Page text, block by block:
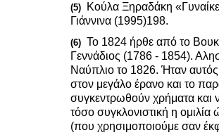
(5)
Κούλα Ξηραδάκη
Γιάννινα (1995)198.
(6) Το 1824 ήρθε από το
Γεννάδιος (1786 - 1854).
Ναύπλιο το 1826. Ήταν
στον μεγάλο έρανο και το
συγκεντρωθούν χρήματα και
τόσο συγκλονιστική η
(που χρησιμοποιούμε σαν